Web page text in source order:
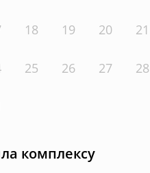
18 19 20 21
25 26 27 28
комплексу